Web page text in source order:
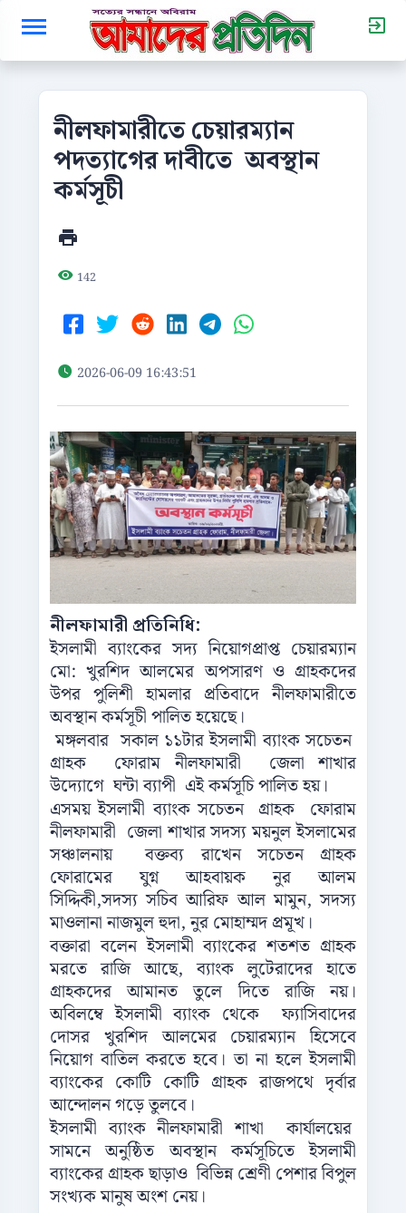
নীলফামারীতে চেয়ারম্যান
পদত্যাগের দাবীতে অবস্থান
কর্মসূচী
142
2026-06-09 16:43:51
নীলফামারী প্রতিনিধি:
ইসলামী ব্যাংকের সদ্য নিয়োগপ্রাপ্ত চেয়ারম্যান
মো: খুরশিদ আলমের অপসারণ ও গ্রাহকদের
উপর পুলিশী হামলার প্রতিবাদে নীলফামারীতে
অবস্থান কর্মসূচী পালিত হয়েছে।
মঙ্গলবার সকাল ১১টার ইসলামী ব্যাংক সচেতন
গ্রাহক ফোরাম নীলফামারী জেলা শাখার
উদ্যোগে ঘন্টা ব্যাপী এই কর্মসূচি পালিত হয়।
এসময় ইসলামী ব্যাংক সচেতন গ্রাহক ফোরাম
নীলফামারী জেলা শাখার সদস্য ময়নুল ইসলামের
সঞ্চালনায় বক্তব্য রাখেন সচেতন গ্রাহক
ফোরামের যুগ্ন আহবায়ক নুর আলম
সিদ্দিকী,সদস্য সচিব আরিফ আল মামুন, সদস্য
মাওলানা নাজমুল হুদা, নুর মোহাম্মদ প্রমূখ।
বক্তারা বলেন ইসলামী ব্যাংকের শতশত গ্রাহক
মরতে রাজি আছে, ব্যাংক লুটেরাদের হাতে
গ্রাহকদের আমানত তুলে দিতে রাজি নয়।
অবিলম্বে ইসলামী ব্যাংক থেকে ফ্যাসিবাদের
দোসর খুরশিদ আলমের চেয়ারম্যান হিসেবে
নিয়োগ বাতিল করতে হবে। তা না হলে ইসলামী
ব্যাংকের কোটি কোটি গ্রাহক রাজপথে দৃর্বার
আন্দোলন গড়ে তুলবে।
ইসলামী ব্যাংক নীলফামারী শাখা কার্যালয়ের
সামনে অনুষ্ঠিত অবস্থান কর্মসূচিতে ইসলামী
ব্যাংকের গ্রাহক ছাড়াও বিভিন্ন শ্রেণী পেশার বিপুল
সংখ্যক মানুষ অংশ নেয়।